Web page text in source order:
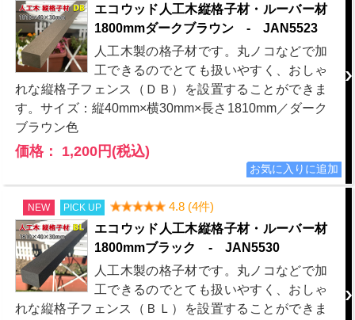
エコウッド人工木縦格子材・ルーバー材
1800mmダークブラウン - JAN5523
人工木製の格子材です。丸ノコなどで加
工できるのでとても扱いやすく、おしゃ
れな縦格子フェンス（ＤＢ）を設置することができま
す。サイズ：縦40mm×横30mm×長さ1810mm／ダーク
ブラウン色
価格： 1,200円(税込)
NEW PICK UP
4.8 (4件)
エコウッド人工木縦格子材・ルーバー材
1800mmブラック - JAN5530
人工木製の格子材です。丸ノコなどで加
工できるのでとても扱いやすく、おしゃ
れな縦格子フェンス（ＢＬ）を設置することができま